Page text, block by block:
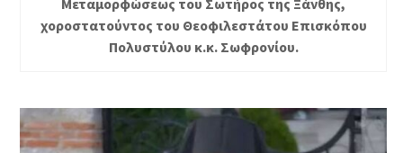
χοροστατούντος του Θεοφιλεστάτου Επισκόπου
Πολυστύλου κ.κ. Σωφρονίου.